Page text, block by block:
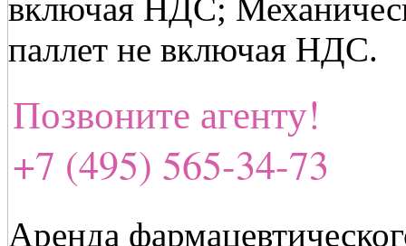
включая НДС;
паллет не включая НДС.
Позвоните агенту!
+7 (495) 565-34-73
Аренда